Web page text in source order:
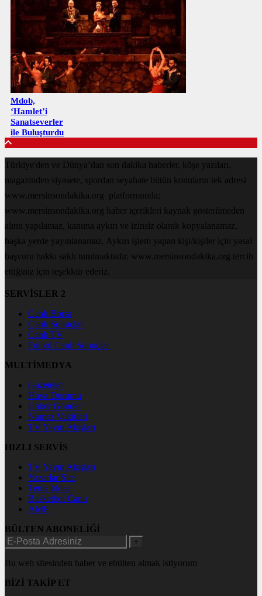
Mdob,
‘Hamlet’i
Sanatseverler
ile Buluşturdu
Türkiye'den ve Dünya’dan son dakika haberler, köşe yazıları,
magazinden siyasete, spordan seyahate bütün konuların tek adresi
www.mersinsondakika.org platformunda;
www.mersinsondakika.org haber içerikleri kaynak gösterilmeden
alıntı yapılamaz, kanuna aykırı ve izinsiz olarak kopyalanamaz,
başka yerde yayınlanamaz. Aykırı işlem yapan kişi/kişiler için yasal
başvuru hakkı saklı tutulmaktadır. www.mersinsondakika.org tercih
ettiğiniz için teşekkür ederiz.
SERVİSLER 2
Canlı Borsa
Canlı Sonuçlar
Canlı TV
Futbol Canlı Sonuçlar
MULTİMEDYA
Gazeteler
Hava Durumu
Haber Gönder
Namaz Vakitleri
TV Yayın Akışları
HIZLI SERVİS
TV Yayın Akışları
Yazarlar Site
Tenis İddaa
Basketbol Canlı
AMP
BÜLTEN ABONELİĞİ
+
Bu web sitesinden haber ve ebülten almak istiyorum
BİZİ TAKİP ET